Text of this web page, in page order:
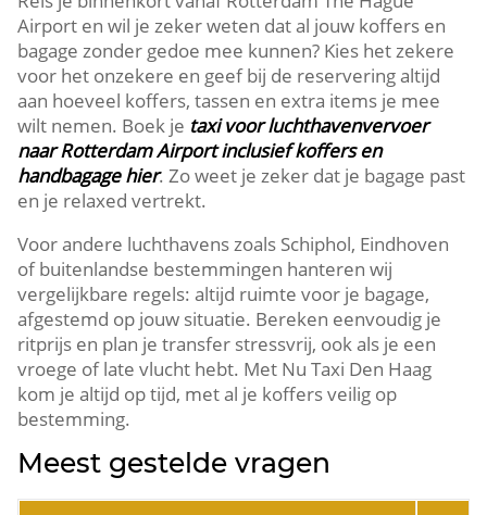
Airport en wil je zeker weten dat al jouw koffers en
bagage zonder gedoe mee kunnen? Kies het zekere
voor het onzekere en geef bij de reservering altijd
aan hoeveel koffers, tassen en extra items je mee
wilt nemen. Boek je taxi voor luchthavenvervoer
naar Rotterdam Airport inclusief koffers en
handbagage hier. Zo weet je zeker dat je bagage past
en je relaxed vertrekt.
Voor andere luchthavens zoals Schiphol, Eindhoven
of buitenlandse bestemmingen hanteren wij
vergelijkbare regels: altijd ruimte voor je bagage,
afgestemd op jouw situatie. Bereken eenvoudig je
ritprijs en plan je transfer stressvrij, ook als je een
vroege of late vlucht hebt. Met Nu Taxi Den Haag
kom je altijd op tijd, met al je koffers veilig op
bestemming.
Meest gestelde vragen